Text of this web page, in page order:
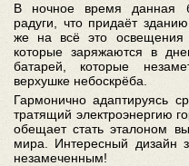
В ночное время данная
радуги, что придаёт
же на всё это освещения
которые заряжаются в
батарей, которые
верхушке небоскрёба.
Гармонично адаптируясь
тратящий электроэнергию
обещает стать эталоном
мира. Интересный дизайн
незамеченным!